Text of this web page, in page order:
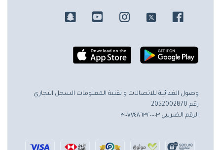
وصول الغذائية للاتصالات و تقنية المعلومات السجل التجاري
رقم 2052002870
الرقم الضريبي ٣٠٠٧٧٤٨٦٣٢٠٠٠٠٣